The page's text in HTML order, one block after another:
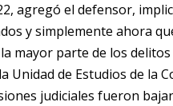
agregó el defensor,
y simplemente ahora
mayor parte de los
Unidad de Estudios de la
judiciales fueron